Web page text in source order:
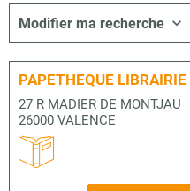
Modifier ma recherche
PAPETHEQUE LIBRAIRIE
27 R MADIER DE MONTJAU
26000 VALENCE